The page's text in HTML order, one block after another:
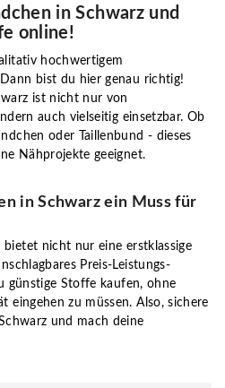
in Schwarz und
online!
hochwertigem
bist du hier genau richtig!
ist nicht nur von
auch vielseitig einsetzbar. Ob
oder Taillenbund - dieses
Nähprojekte geeignet.
in Schwarz ein Muss für
nicht nur eine erstklassige
Preis-Leistungs-
günstige Stoffe kaufen, ohne
eingehen zu müssen. Also, sichere
und mach deine